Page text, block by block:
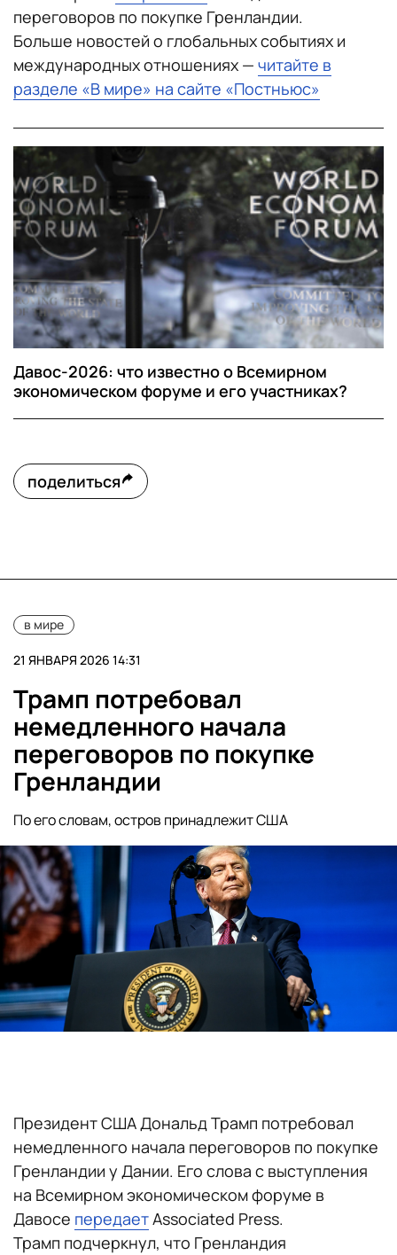
переговоров по покупке Гренландии.
Больше новостей о глобальных событиях и
международных отношениях — читайте в
разделе «В мире» на сайте «Постньюс»
Давос-2026: что известно о Всемирном
экономическом форуме и его участниках?
поделиться
в мире
21 ЯНВАРЯ 2026 14:31
Трамп потребовал
немедленного начала
переговоров по покупке
Гренландии
По его словам, остров принадлежит США
Президент США Дональд Трамп потребовал
немедленного начала переговоров по покупке
Гренландии у Дании. Его слова с выступления
на Всемирном экономическом форуме в
Давосе передаетAssociated Press.
Трамп подчеркнул, что Гренландия